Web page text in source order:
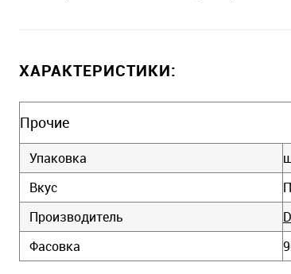
ХАРАКТЕРИСТИКИ:
Прочие
Упаковка
Вкус
Производитель
Фасовка